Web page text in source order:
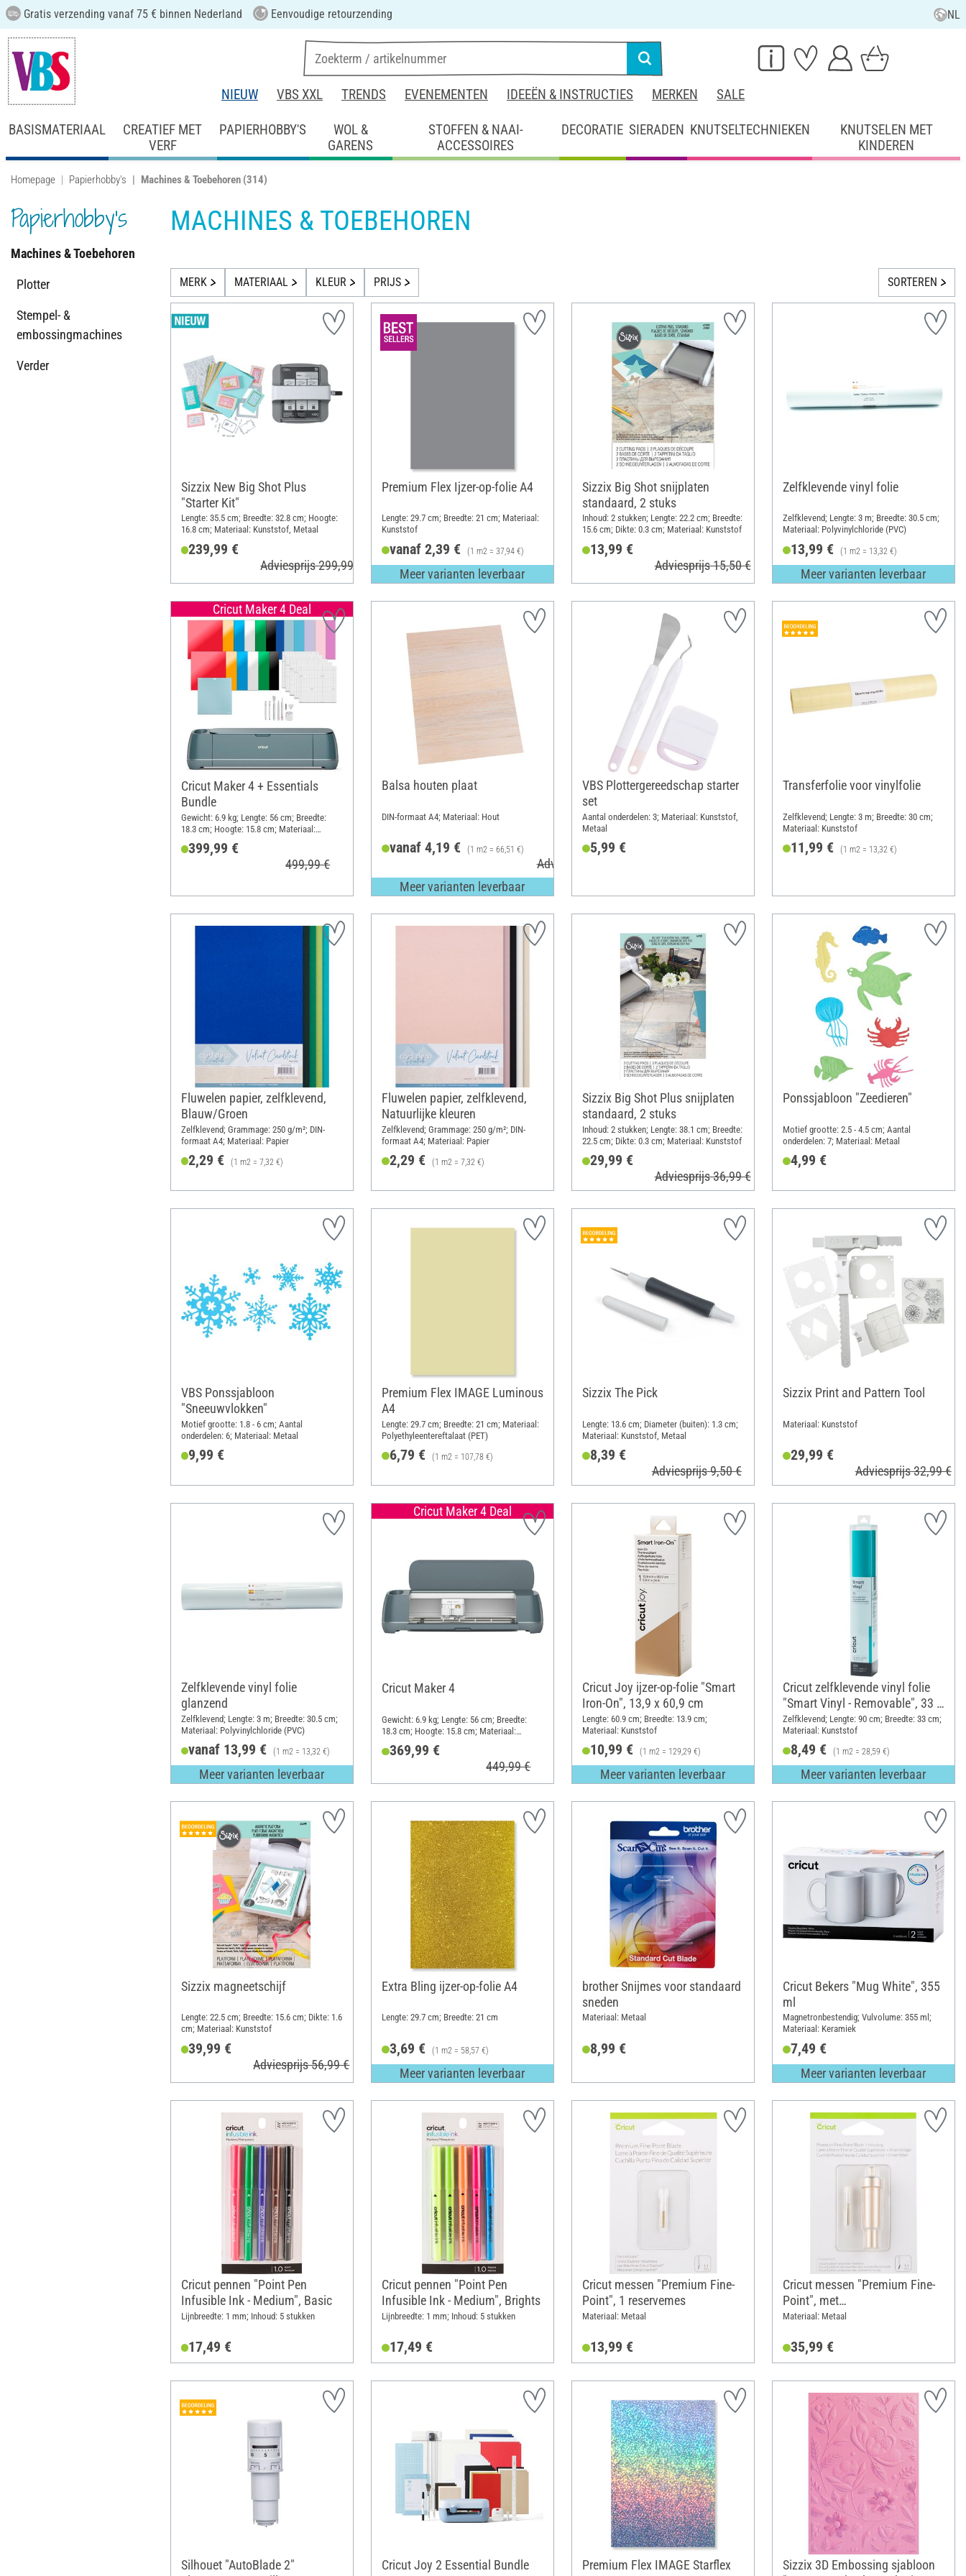
Gratis verzending vanaf 75 € binnen Nederland Eenvoudige retourzending NL
NIEUW VBS XXL TRENDS EVENEMENTEN IDEEËN & INSTRUCTIES MERKEN SALE
BASISMATERIAAL
CREATIEF MET
VERF
PAPIERHOBBY'S
WOL &
GARENS
STOFFEN & NAAI-
ACCESSOIRES
DECORATIE SIERADEN KNUTSELTECHNIEKEN
KNUTSELEN MET
KINDEREN
Homepage Papierhobby's Machines & Toebehoren (314)
Papierhobby's
Machines & Toebehoren
Plotter
Stempel- &
embossingmachines
Verder
MACHINES & TOEBEHOREN
MERK MATERIAAL KLEUR PRIJS SORTEREN
Sizzix New Big Shot Plus
"Starter Kit"
Lengte: 35.5 cm; Breedte: 32.8 cm; Hoogte:
16.8 cm; Materiaal: Kunststof, Metaal
239,99 €
Adviesprijs 299,99 €
Premium Flex Ijzer-op-folie A4
Lengte: 29.7 cm; Breedte: 21 cm; Materiaal:
Kunststof
vanaf 2,39 € (1 m2 = 37,94 €)
Meer varianten leverbaar
Sizzix Big Shot snijplaten
standaard, 2 stuks
Inhoud: 2 stukken; Lengte: 22.2 cm; Breedte:
15.6 cm; Dikte: 0.3 cm; Materiaal: Kunststof
13,99 €
Adviesprijs 15,50 €
Zelfklevende vinyl folie
Zelfklevend; Lengte: 3 m; Breedte: 30.5 cm;
Materiaal: Polyvinylchloride (PVC)
13,99 € (1 m2 = 13,32 €)
Meer varianten leverbaar
Cricut Maker 4 Deal
Cricut Maker 4 + Essentials
Bundle
Gewicht: 6.9 kg; Lengte: 56 cm; Breedte:
18.3 cm; Hoogte: 15.8 cm; Materiaal:
399,99 €
499,99 €
Balsa houten plaat
DIN-formaat A4; Materiaal: Hout
vanaf 4,19 € (1 m2 = 66,51 €)
Adviesprijs 5,20 €
Meer varianten leverbaar
VBS Plottergereedschap starter
set
Aantal onderdelen: 3; Materiaal: Kunststof,
Metaal
5,99 €
Transferfolie voor vinylfolie
Zelfklevend; Lengte: 3 m; Breedte: 30 cm;
Materiaal: Kunststof
11,99 € (1 m2 = 13,32 €)
Fluwelen papier, zelfklevend,
Blauw/Groen
Zelfklevend; Grammage: 250 g/m²; DIN-
formaat A4; Materiaal: Papier
2,29 € (1 m2 = 7,32 €)
Fluwelen papier, zelfklevend,
Natuurlijke kleuren
Zelfklevend; Grammage: 250 g/m²; DIN-
formaat A4; Materiaal: Papier
2,29 € (1 m2 = 7,32 €)
Sizzix Big Shot Plus snijplaten
standaard, 2 stuks
Inhoud: 2 stukken; Lengte: 38.1 cm; Breedte:
22.5 cm; Dikte: 0.3 cm; Materiaal: Kunststof
29,99 €
Adviesprijs 36,99 €
Ponssjabloon "Zeedieren"
Motief grootte: 2.5 - 4.5 cm; Aantal
onderdelen: 7; Materiaal: Metaal
4,99 €
VBS Ponssjabloon
"Sneeuwvlokken"
Motief grootte: 1.8 - 6 cm; Aantal
onderdelen: 6; Materiaal: Metaal
9,99 €
Premium Flex IMAGE Luminous
A4
Lengte: 29.7 cm; Breedte: 21 cm; Materiaal:
Polyethyleentereftalaat (PET)
6,79 € (1 m2 = 107,78 €)
Sizzix The Pick
Lengte: 13.6 cm; Diameter (buiten): 1.3 cm;
Materiaal: Kunststof, Metaal
8,39 €
Adviesprijs 9,50 €
Sizzix Print and Pattern Tool
Materiaal: Kunststof
29,99 €
Adviesprijs 32,99 €
Zelfklevende vinyl folie
glanzend
Zelfklevend; Lengte: 3 m; Breedte: 30.5 cm;
Materiaal: Polyvinylchloride (PVC)
vanaf 13,99 € (1 m2 = 13,32 €)
Meer varianten leverbaar
Cricut Maker 4 Deal
Cricut Maker 4
Gewicht: 6.9 kg; Lengte: 56 cm; Breedte:
18.3 cm; Hoogte: 15.8 cm; Materiaal:
Kunststof
369,99 €
449,99 €
Cricut Joy ijzer-op-folie "Smart
Iron-On", 13,9 x 60,9 cm
Lengte: 60.9 cm; Breedte: 13.9 cm;
Materiaal: Kunststof
10,99 € (1 m2 = 129,29 €)
Meer varianten leverbaar
Cricut zelfklevende vinyl folie
"Smart Vinyl - Removable", 33 x
90 cm
Zelfklevend; Lengte: 90 cm; Breedte: 33 cm;
Materiaal: Kunststof
8,49 € (1 m2 = 28,59 €)
Meer varianten leverbaar
Sizzix magneetschijf
Lengte: 22.5 cm; Breedte: 15.6 cm; Dikte: 1.6
cm; Materiaal: Kunststof
39,99 €
Adviesprijs 56,99 €
Extra Bling ijzer-op-folie A4
Lengte: 29.7 cm; Breedte: 21 cm
3,69 € (1 m2 = 58,57 €)
Meer varianten leverbaar
brother Snijmes voor standaard
sneden
Materiaal: Metaal
8,99 €
Cricut Bekers "Mug White", 355
ml
Magnetronbestendig; Vulvolume: 355 ml;
Materiaal: Keramiek
7,49 €
Meer varianten leverbaar
Cricut pennen "Point Pen
Infusible Ink - Medium", Basic
Lijnbreedte: 1 mm; Inhoud: 5 stukken
17,49 €
Cricut pennen "Point Pen
Infusible Ink - Medium", Brights
Lijnbreedte: 1 mm; Inhoud: 5 stukken
17,49 €
Cricut messen "Premium Fine-
Point", 1 reservemes
Materiaal: Metaal
13,99 €
Cricut messen "Premium Fine-
Point", met
mesbehuizing/houder
Materiaal: Metaal
35,99 €
Silhouet "AutoBlade 2"
Cricut Joy 2 Essential Bundle
Premium Flex IMAGE Starflex
Sizzix 3D Embossing sjabloon